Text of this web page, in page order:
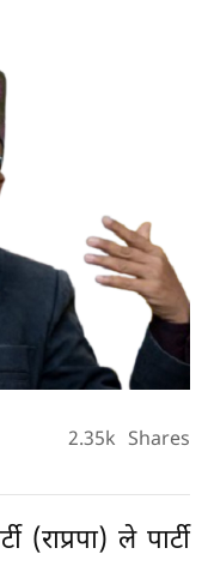
2.35k Shares
(राप्रपा) ले पार्टी